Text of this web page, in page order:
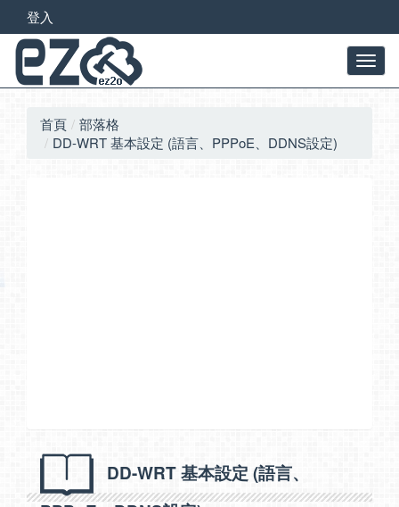
登入
首頁
部落格
DD-WRT 基本設定 (語言、PPPoE、DDNS設定)
DD-WRT 基本設定 (語言、